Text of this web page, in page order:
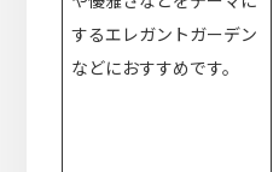
するエレガントガーデン
などにおすすめです。